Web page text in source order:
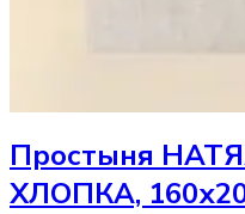
Простыня
ХЛОПКА,